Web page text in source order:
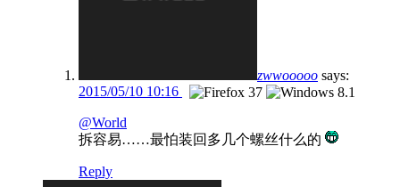
zwwooooo says:
2015/05/10 10:16
@World
拆容易……最怕装回多几个螺丝什么的
Reply